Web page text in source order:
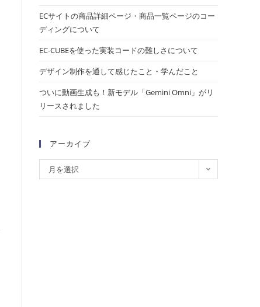
ECサイトの商品詳細ページ・商品一覧ページのコー
ディングについて
EC-CUBEを使った実装コードの難しさについて
デザイン制作を通して感じたこと・学んだこと
ついに動画生成も！新モデル「Gemini Omni」がリ
リースされました
アーカイブ
月を選択